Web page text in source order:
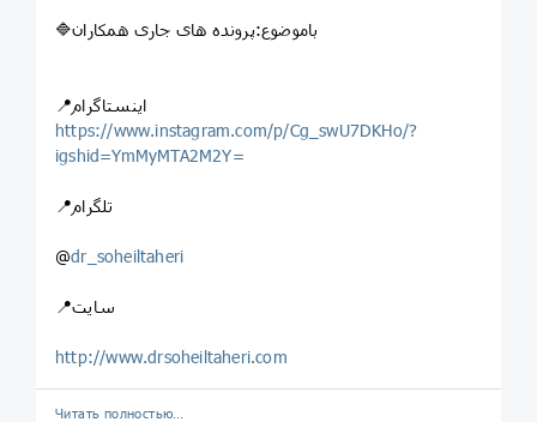
🔷باموضوع:پرونده های جاری همکاران
📍اینستاگرام
https://www.instagram.com/p/Cg_swU7DKHo/?
igshid=YmMyMTA2M2Y=
📍تلگرام
@dr_soheiltaheri
📍سایت
http://www.drsoheiltaheri.com
Читать полностью…